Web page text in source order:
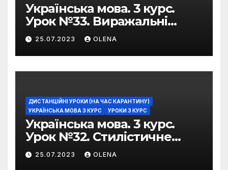
Українська мова. 3 курс.
Урок №33. Виражальні
можливості фразеологізмів
25.07.2023 OLENA
ДИСТАНЦІЙНІ УРОКИ (НА ЧАС КАРАНТИНУ)
УКРАЇНСЬКА МОВА 3 КУРС
УРОКИ 3 КУРС
Українська мова. 3 курс.
Урок №32. Стилістичне
забарвлення
фразеологізмів
25.07.2023 OLENA